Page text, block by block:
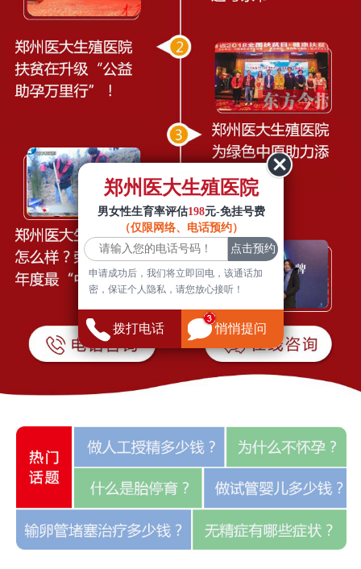
郑州医大生殖医院
男女性生育率评估198元-免挂号费
（仅限网络、电话预约）
申请成功后，我们将立即回电，该通话加
密，保证个人隐私，请您放心接听！
拨打电话 悄悄提问